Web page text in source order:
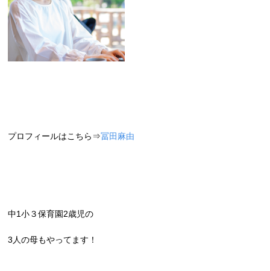
プロフィールはこちら⇒冨田麻由
中1小３保育園2歳児の
3人の母もやってます！